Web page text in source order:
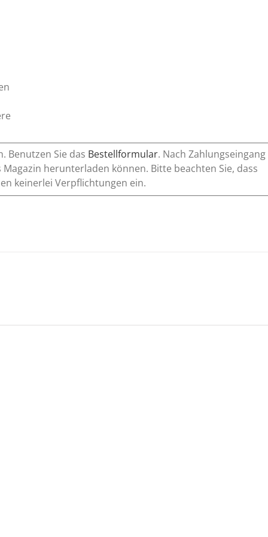
Benutzen Sie das Bestellformular. Nach Zahlungseingang
herunterladen können. Bitte beachten Sie, dass
keinerlei Verpflichtungen ein.